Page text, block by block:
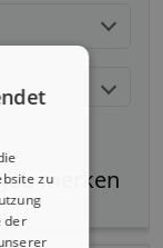
zu
der